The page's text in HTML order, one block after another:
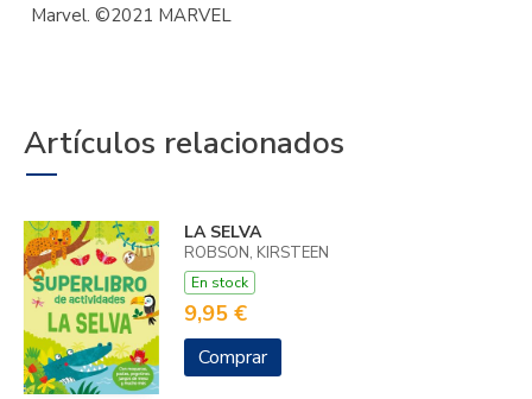
Marvel. ©2021 MARVEL
Artículos relacionados
LA SELVA
ROBSON, KIRSTEEN
En stock
9,95 €
Comprar